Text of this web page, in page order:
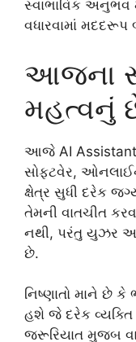
સ્વાભાવિક અનુભવ
વધારવામાં
આજના
મહત્વનું
આજે AI
સોફ્ટવેર,
ક્ષેત્ર સુધી દરેક
તેમની વાતચીત
નથી, પરંતુ યુઝર
છે.
નિષ્ણાતો માને છે
હશે જે દરેક
જરૂરિયાત મુજબ